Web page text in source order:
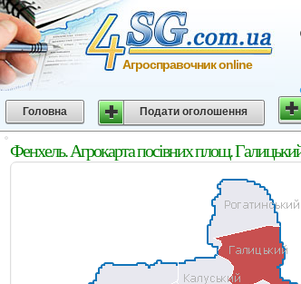
Агросправочник online
Головна Подати оголошення
Фенхель. Агрокарта посівних площ.